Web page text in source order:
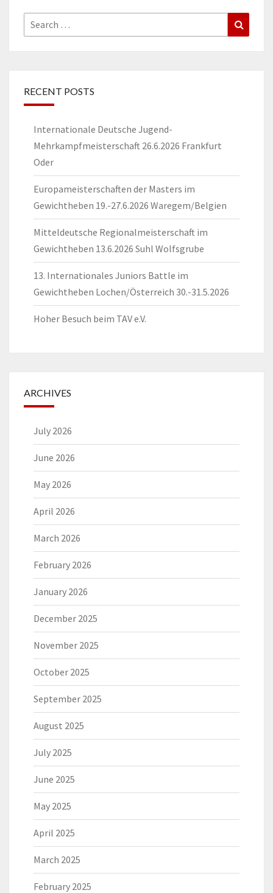
Search
for:
RECENT POSTS
Internationale Deutsche Jugend-
Mehrkampfmeisterschaft 26.6.2026 Frankfurt
Oder
Europameisterschaften der Masters im
Gewichtheben 19.-27.6.2026 Waregem/Belgien
Mitteldeutsche Regionalmeisterschaft im
Gewichtheben 13.6.2026 Suhl Wolfsgrube
13. Internationales Juniors Battle im
Gewichtheben Lochen/Österreich 30.-31.5.2026
Hoher Besuch beim TAV e.V.
ARCHIVES
July 2026
June 2026
May 2026
April 2026
March 2026
February 2026
January 2026
December 2025
November 2025
October 2025
September 2025
August 2025
July 2025
June 2025
May 2025
April 2025
March 2025
February 2025